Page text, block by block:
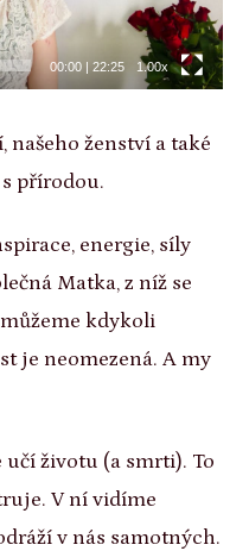
00:00| 22:25 1.00x
našeho ženství a také
přírodou.
energie, síly
Matka, z níž se
kdykoli
je neomezená. A my
učí životu (a smrti). To
V ní vidíme
v nás samotných.